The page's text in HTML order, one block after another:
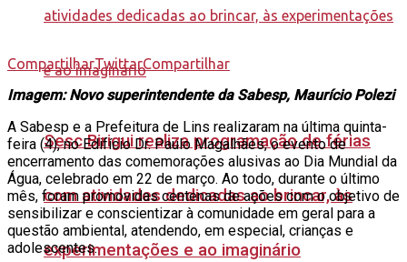
Sesc Birigui realiza programação de férias
com atividades dedicadas ao brincar, às
experimentações e ao imaginário
CompartilharTwittarCompartilhar
Imagem: Novo superintendente da Sabesp, Maurício Polezi
A Sabesp e a Prefeitura de Lins realizaram na última quinta-
feira (4), no Edifício Dr. Paulo Magalhães, o evento de
encerramento das comemorações alusivas ao Dia Mundial da
Água, celebrado em 22 de março. Ao todo, durante o último
mês, foram promovidas centenas de ações com o objetivo de
sensibilizar e conscientizar à comunidade em geral para a
questão ambiental, atendendo, em especial, crianças e
adolescentes.